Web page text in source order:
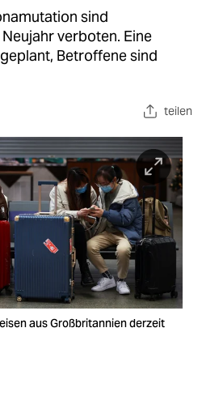
sind
verboten. Eine
Betroffene sind
teilen
aus Großbritannien derzeit